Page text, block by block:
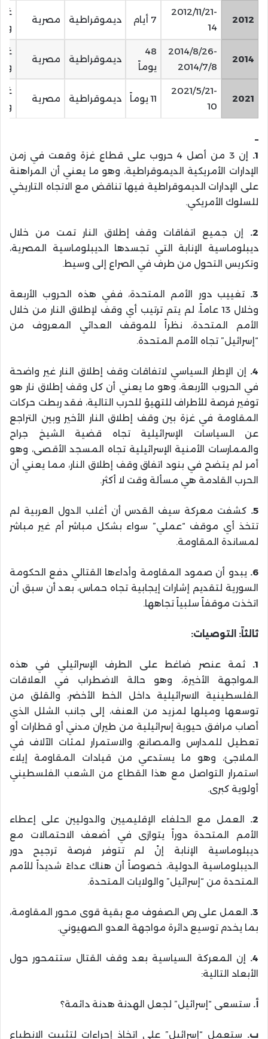
2012
2012/11/21-
14
7 أيام ديموقراطية مصرية
غير
2014
2014/8/26-
2014/7/8
48
يوماً
ديموقراطية مصرية
غير
2021
2021/5/21-
10
11 يوماً ديموقراطية مصرية
غير
–
1.
إن 3 من أصل 4 حروب على قطاع غزة وقعت في زمن
الإدارات الأمريكية الديموقراطية، وهو ما يعني أن المراهنة
على الإدارات الديموقراطية فيها تناقض مع الاتجاه التاريخي
للسلوك الأمريكي.
2.
إن جميع اتفاقات وقف إطلاق النار تمت من خلال
ديبلوماسية الإنابة التي تجسدها الديبلوماسية المصرية،
وتكريس التحول من طرف في الصراع إلى وسيط.
3.
تغييب دور الأمم المتحدة، ففي هذه الحروب الأربعة
وخلال 13 عاماً، لم يتم ترتيب أي وقف لإطلاق النار من خلال
الأمم المتحدة، نظراً للموقف العدائي المعروف من
“إسرائيل” تجاه الأمم المتحدة.
4. إن الإطار السياسي لاتفاقات وقف إطلاق النار غير واضحة
في الحروب الأربعة، وهو ما يعني أن كل وقف إطلاق نار هو
توفير فرصة للأطراف للتهيؤ للحرب التالية، فقد ربطت حركات
المقاومة في غزة بين وقف إطلاق النار الأخير وبين التراجع
عن السياسات الإسرائيلية تجاه قضية الشيخ جراح
والممارسات الأمنية الإسرائيلية تجاه المسجد الأقصى، وهو
أمر لم يتضح في بنود اتفاق وقف إطلاق النار، مما يعني أن
الحرب القادمة هي مسألة وقت لا أكثر.
5. كشفت معركة سيف القدس أن أغلب الدول العربية لم
تتخذ أي موقف “عملي” سواء بشكل مباشر أم غير مباشر
لمساندة المقاومة.
6. يبدو أن صمود المقاومة وأداءها القتالي دفع الحكومة
السورية لتقديم إشارات إيجابية تجاه حماس، بعد أن سبق أن
اتخذت موقفاً سلبياً تجاهها.
ثالثاً: التوصيات:
1.
ثمة عنصر ضاغط على الطرف الإسرائيلي في هذه
المواجهة الأخيرة، وهو حالة الاضطراب في العلاقات
الفلسطينية الاسرائيلية داخل الخط الأخضر، والقلق من
توسعها وميلها لمزيد من العنف، إلى جانب الشلل الذي
أصاب مرافق حيوية إسرائيلية من طيران مدني أو قطارات أو
تعطيل للمدارس والمصانع، والاستمرار لمئات الآلاف في
الملاجئ، وهو ما يستدعي من قيادات المقاومة إيلاء
استمرار التواصل مع هذا القطاع من الشعب الفلسطيني
أولوية كبرى.
2.
العمل مع الحلفاء الإقليميين والدوليين على إعطاء
الأمم المتحدة دوراً يتوازى في أضعف الاحتمالات مع
ديبلوماسية الإنابة إنْ لم تتوفر فرصة ترجيح دور
الديبلوماسية الدولية، خصوصاً أن هناك عداءً شديداً للأمم
المتحدة من “إسرائيل” والولايات المتحدة.
3. العمل على رص الصفوف مع بقية قوى محور المقاومة،
بما يخدم توسيع دائرة مواجهة العدو الصهيوني.
4.
إن المعركة السياسية بعد وقف القتال ستتمحور حول
الأبعاد التالية:
أ. ستسعى “إسرائيل” لجعل الهدنة هدنة دائمة؟
ب. ستعمل “إسرائيل” على اتخاذ إجراءات لتثبيت الانطباع